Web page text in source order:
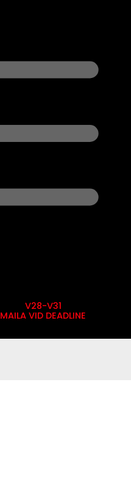
V28-V31
MAILA VID DEADLINE